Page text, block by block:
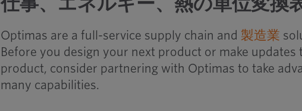
仕事、エネルギー、熱の単位変換
Optimas are a full-service supply chain and 製造業
Before you design your next product or make updates
product, consider partnering with Optimas to take
many capabilities.